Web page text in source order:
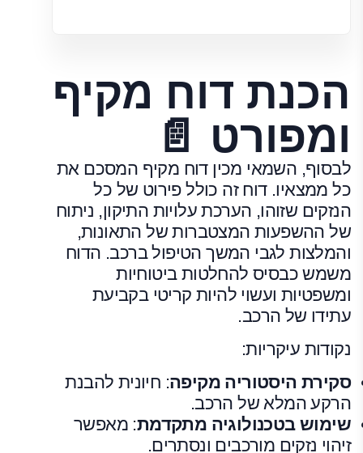
הכנת דוח מקיף
ומפורט 📄
לבסוף, השמאי מכין דוח מקיף המסכם את
כל ממצאיו. דוח זה כולל פירוט של כל
הנזקים שזוהו, הערכת עלויות התיקון, ניתוח
של ההשפעות המצטברות של התאונות,
והמלצות לגבי המשך הטיפול ברכב. הדוח
משמש כבסיס להחלטות ביטוחיות
ומשפטיות ועשוי להיות קריטי בקביעת
עתידו של הרכב.
נקודות עיקריות:
סקירת היסטוריה מקיפה: חיונית להבנת
הרקע המלא של הרכב.
שימוש בטכנולוגיה מתקדמת: מאפשר
זיהוי נזקים מורכבים ונסתרים.